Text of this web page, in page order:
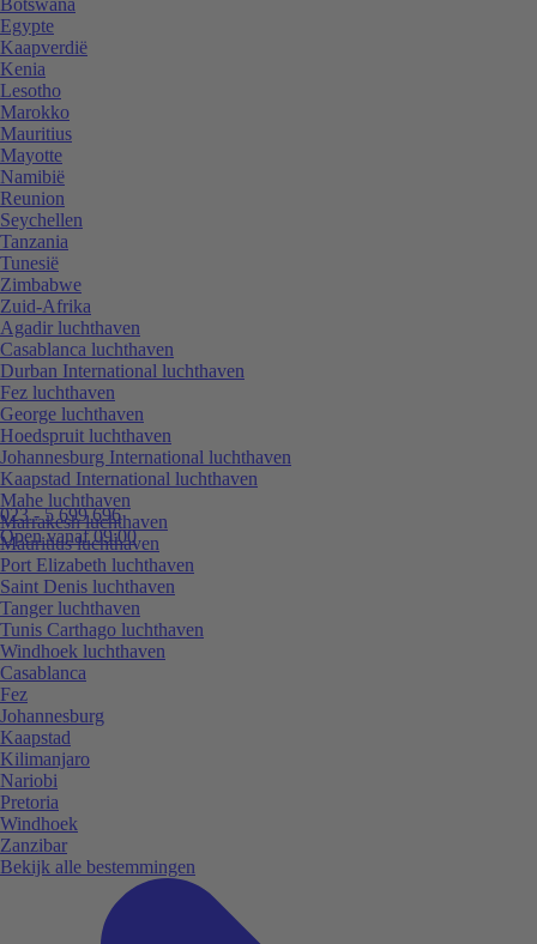
023 - 5 699 696
Open vanaf 09:00
Egypte
Kaapverdië
Kenia
Lesotho
Marokko
Mauritius
Mayotte
Namibië
Reunion
Seychellen
Tanzania
Tunesië
Zimbabwe
Zuid-Afrika
Agadir luchthaven
Casablanca luchthaven
Durban International luchthaven
Fez luchthaven
George luchthaven
Hoedspruit luchthaven
Johannesburg International luchthaven
Kaapstad International luchthaven
Mahe luchthaven
Marrakesh luchthaven
Mauritius luchthaven
Port Elizabeth luchthaven
Saint Denis luchthaven
Tanger luchthaven
Tunis Carthago luchthaven
Windhoek luchthaven
Casablanca
Fez
Johannesburg
Kaapstad
Kilimanjaro
Nariobi
Pretoria
Windhoek
Zanzibar
Bekijk alle bestemmingen